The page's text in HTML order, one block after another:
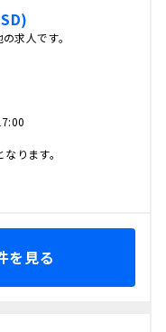
求人です。
ります。
を見る